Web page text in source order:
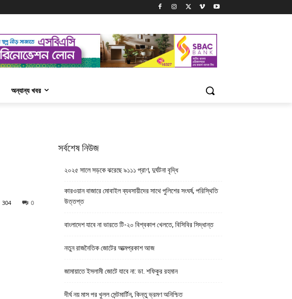
অন্যান্য খবর
0
304
সর্বশেষ নিউজ
২০২৫ সালে সড়কে ঝরেছে ৯১১১ প্রাণ, দুর্ঘটনা বৃদ্ধি
কারওয়ান বাজারে মোবাইল ব্যবসায়ীদের সাথে পুলিশের সংঘর্ষ, পরিস্থিতি
উত্তপ্ত
বাংলাদেশ যাবে না ভারতে টি-২০ বিশ্বকাপ খেলতে, বিসিবির সিদ্ধান্ত
নতুন রাজনৈতিক জোটের আত্মপ্রকাশ আজ
জামায়াতে ইসলামী জোটে যাবে না: ডা. শফিকুর রহমান
দীর্ঘ নয় মাস পর খুলল সেন্টমার্টিন, কিন্তু ভ্রমণ অনিশ্চিত